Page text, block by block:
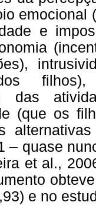
emocional
e
filhos),
das
(que os
– quase
et al.,
e no